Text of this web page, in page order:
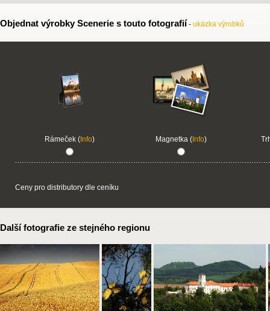
Objednat výrobky Scenerie s touto fotografií - ukázka výrobků
Rámeček (Info) Magnetka (Info)
Ceny pro distributory dle ceníku
Další fotografie ze stejného regionu